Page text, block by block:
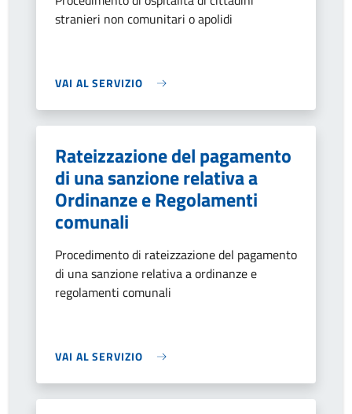
stranieri non comunitari o apolidi
VAI AL SERVIZIO
Rateizzazione del pagamento
di una sanzione relativa a
Ordinanze e Regolamenti
comunali
Procedimento di rateizzazione del pagamento
di una sanzione relativa a ordinanze e
regolamenti comunali
VAI AL SERVIZIO